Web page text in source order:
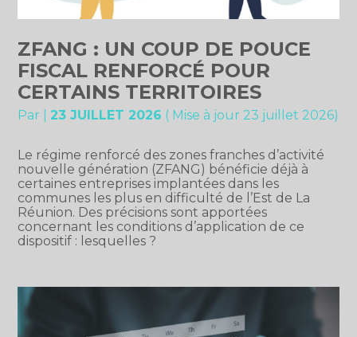
ZFANG : UN COUP DE POUCE
FISCAL RENFORCÉ POUR
CERTAINS TERRITOIRES
Par 23 JUILLET 2026 ( Mise à jour 23 juillet 2026)
Le régime renforcé des zones franches d’activité
nouvelle génération (ZFANG) bénéficie déjà à
certaines entreprises implantées dans les
communes les plus en difficulté de l’Est de La
Réunion. Des précisions sont apportées
concernant les conditions d’application de ce
dispositif : lesquelles ?